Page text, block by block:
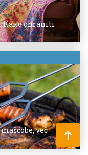
Kako ohraniti
več